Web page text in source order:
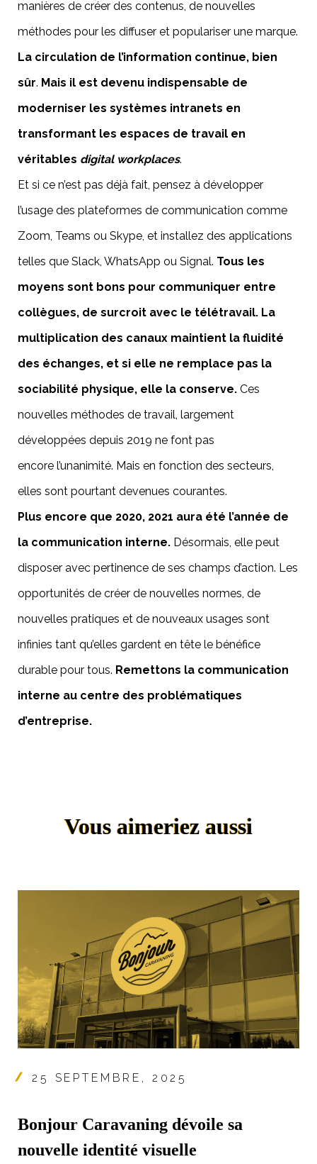
manières de créer des contenus, de nouvelles
méthodes pour les diffuser et populariser une marque.
La circulation de l’information continue, bien
sûr. Mais il est devenu indispensable de
moderniser les systèmes intranets en
transformant les espaces de travail en
véritables digital workplaces.
Et si ce n’est pas déjà fait, pensez à développer
l’usage des plateformes de communication comme
Zoom, Teams ou Skype, et installez des applications
telles que Slack, WhatsApp ou Signal. Tous les
moyens sont bons pour communiquer entre
collègues, de surcroit avec le télétravail. La
multiplication des canaux maintient la fluidité
des échanges, et si elle ne remplace pas la
sociabilité physique, elle la conserve. Ces
nouvelles méthodes de travail, largement
développées depuis 2019 ne font pas
encore l’unanimité. Mais en fonction des secteurs,
elles sont pourtant devenues courantes.
Plus encore que 2020, 2021 aura été l’année de
la communication interne. Désormais, elle peut
disposer avec pertinence de ses champs d’action. Les
opportunités de créer de nouvelles normes, de
nouvelles pratiques et de nouveaux usages sont
infinies tant qu’elles gardent en tête le bénéfice
durable pour tous. Remettons la communication
interne au centre des problématiques
d’entreprise.
Vous aimeriez aussi
25 SEPTEMBRE, 2025
Bonjour Caravaning dévoile sa
nouvelle identité visuelle